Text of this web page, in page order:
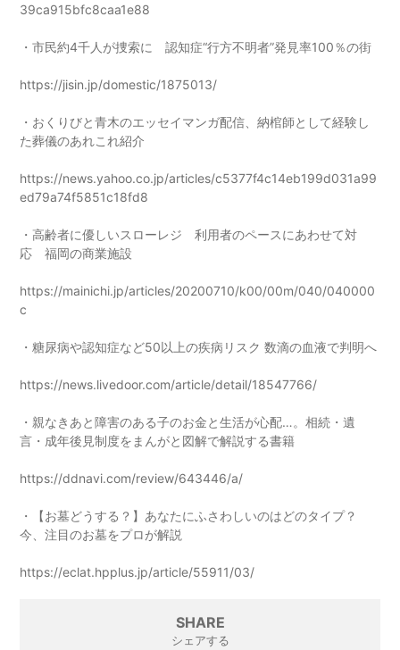
39ca915bfc8caa1e88
・市民約4千人が捜索に 認知症“行方不明者”発見率100％の街
https://jisin.jp/domestic/1875013/
・おくりびと青木のエッセイマンガ配信、納棺師として経験し
た葬儀のあれこれ紹介
https://news.yahoo.co.jp/articles/c5377f4c14eb199d031a99
ed79a74f5851c18fd8
・高齢者に優しいスローレジ 利用者のペースにあわせて対
応 福岡の商業施設
https://mainichi.jp/articles/20200710/k00/00m/040/040000
c
・糖尿病や認知症など50以上の疾病リスク 数滴の血液で判明へ
https://news.livedoor.com/article/detail/18547766/
・親なきあと障害のある子のお金と生活が心配…。相続・遺
言・成年後見制度をまんがと図解で解説する書籍
https://ddnavi.com/review/643446/a/
・【お墓どうする？】あなたにふさわしいのはどのタイプ？
今、注目のお墓をプロが解説
https://eclat.hpplus.jp/article/55911/03/
SHARE
シェアする